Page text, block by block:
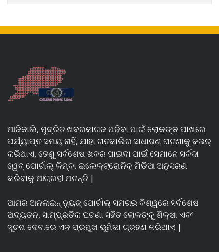
ଆଜିକାଲି, ମୁଦ୍ରିତ ଖବରକାଗଜ ପଢିବା ପାଇଁ ଲୋକଙ୍କ ପାଖରେ
ପର୍ଯ୍ୟାପ୍ତ ସମୟ ନାହିଁ, ଯାହା ଗତକାଲିର ସାଧାରଣ ଘଟଣାକୁ କଭର୍
କରିଥାଏ, ତେଣୁ ସର୍ବଶେଷ ଖବର ପାଇବା ପାଇଁ ସେମାନେ ସର୍ବଦା
ୱେବ୍ ପୋର୍ଟାଲ୍ କିମ୍ବା ଇଲେକ୍ଟ୍ରୋନିକ୍ ମିଡିଆ ଅନୁସରଣ
କରିବାକୁ ଆଗ୍ରହୀ ଅଟନ୍ତି |
ଆମର ଅନଲାଇନ୍ ନ୍ୟୁଜ୍ ପୋର୍ଟାଲ୍ ସମଗ୍ର ବିଶ୍ୱରେ ସର୍ବଶେଷ
ଅଦ୍ୟତନ, ସାମ୍ପ୍ରତିକ ଘଟଣା ସହିତ ଲୋକଙ୍କୁ ଶିକ୍ଷା ଏବଂ
ସୂଚନା ଦେବାରେ ଏକ ପ୍ରମୁଖ ଭୂମିକା ଗ୍ରହଣ କରିଥାଏ |